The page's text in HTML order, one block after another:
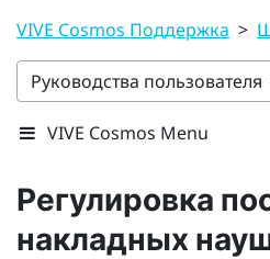
VIVE Cosmos Поддержка >
Руководства пользователя
VIVE Cosmos Menu
Регулировка
накладных